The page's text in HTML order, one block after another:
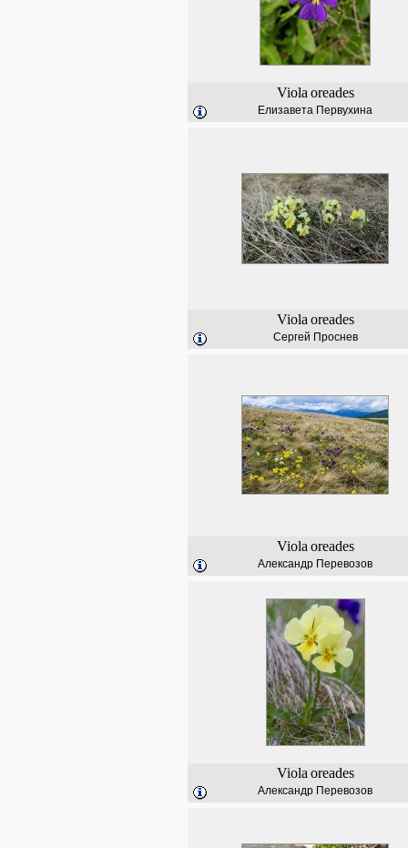
Viola oreades
Елизавета Первухина
Viola oreades
Сергей Проснев
Viola oreades
Александр Перевозов
Viola oreades
Александр Перевозов